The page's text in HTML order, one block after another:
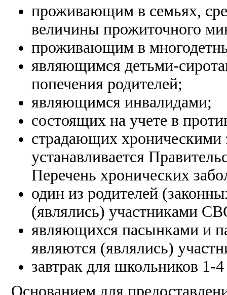
проживающим в семьях,
величины прожиточного
проживающим в
являющимся детьми-
попечения родителей;
являющимся инвалидами;
состоящих на учете в
страдающих хроническими
устанавливается
Перечень хронических
один из родителей
(являлись) участниками
являющихся пасынками и
являются (являлись)
завтрак для школьников 1-4
Основанием для